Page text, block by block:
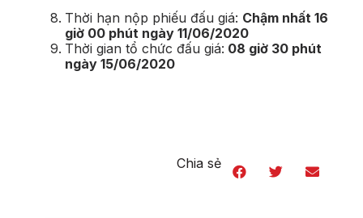
Thời hạn nộp phiếu đấu giá: Chậm nhất 16
giờ 00 phút ngày 11/06/2020
Thời gian tổ chức đấu giá: 08 giờ 30 phút
ngày 15/06/2020
Chia sẻ